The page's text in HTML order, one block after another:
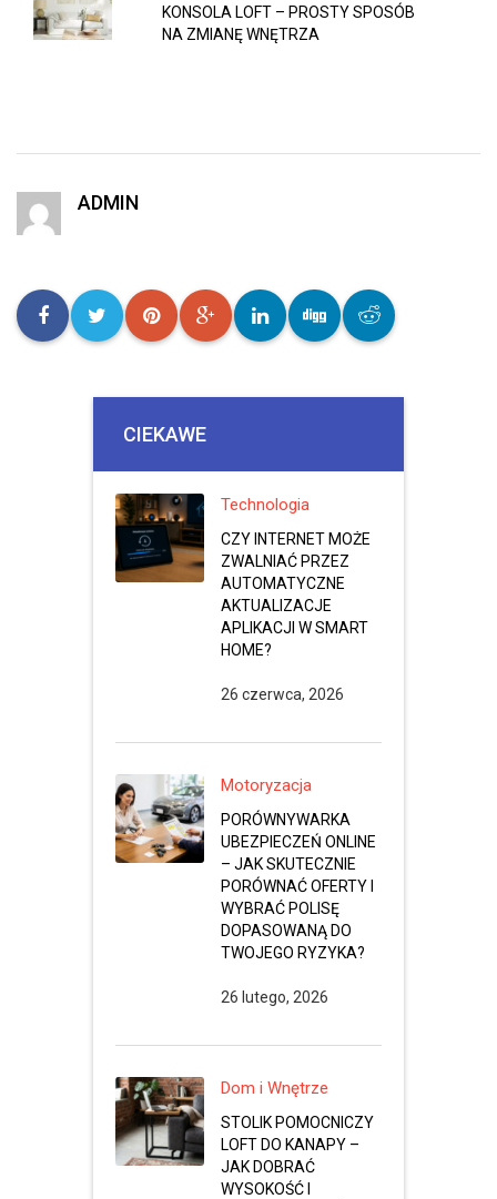
KONSOLA LOFT – PROSTY SPOSÓB
NA ZMIANĘ WNĘTRZA
ADMIN
CIEKAWE
Technologia
CZY INTERNET MOŻE
ZWALNIAĆ PRZEZ
AUTOMATYCZNE
AKTUALIZACJE
APLIKACJI W SMART
HOME?
26 czerwca, 2026
Motoryzacja
PORÓWNYWARKA
UBEZPIECZEŃ ONLINE
– JAK SKUTECZNIE
PORÓWNAĆ OFERTY I
WYBRAĆ POLISĘ
DOPASOWANĄ DO
TWOJEGO RYZYKA?
26 lutego, 2026
Dom i Wnętrze
STOLIK POMOCNICZY
LOFT DO KANAPY –
JAK DOBRAĆ
WYSOKOŚĆ I